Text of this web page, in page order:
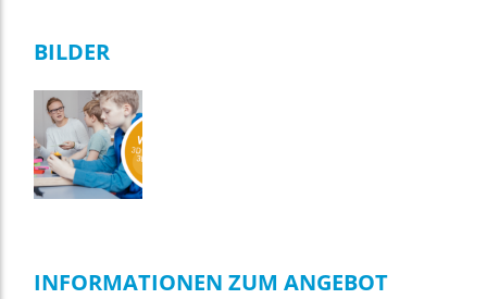
BILDER
INFORMATIONEN ZUM ANGEBOT